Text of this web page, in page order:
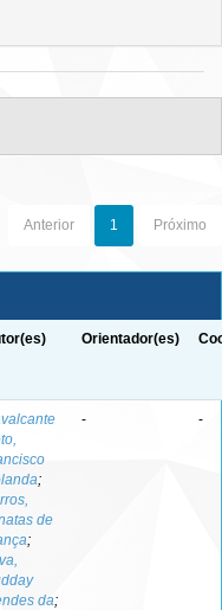
Anterior 1 Próximo
Orientador(es)
;
de
;
da;
- -